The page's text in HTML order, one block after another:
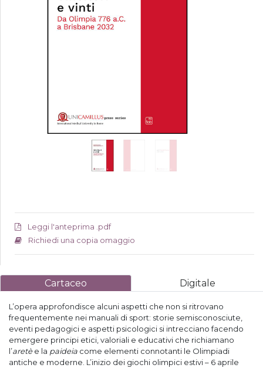
Leggi l'anteprima .pdf
Richiedi una copia omaggio
Cartaceo Digitale
L’opera approfondisce alcuni aspetti che non si ritrovano
frequentemente nei manuali di sport: storie semisconosciute,
eventi pedagogici e aspetti psicologici si intrecciano facendo
emergere principi etici, valoriali e educativi che richiamano
l’aretèe la paideia come elementi connotanti le Olimpiadi
antiche e moderne. L’inizio dei giochi olimpici estivi – 6 aprile